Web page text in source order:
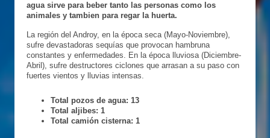
agua sirve para beber tanto las personas como los
animales y tambien para regar la huerta.
La región del Androy, en la época seca (Mayo-Noviembre),
sufre devastadoras sequías que provocan hambruna
constantes y enfermedades. En la época lluviosa (Diciembre-
Abril), sufre destructores ciclones que arrasan a su paso con
fuertes vientos y lluvias intensas.
Total pozos de agua: 13
Total aljibes: 1
Total camión cisterna: 1